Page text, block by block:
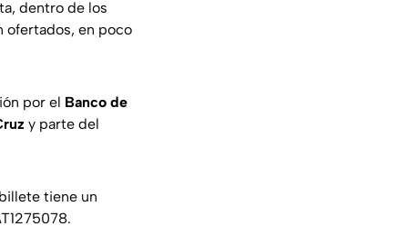
dentro de los
ofertados, en poco
por el Banco de
y parte del
tiene un